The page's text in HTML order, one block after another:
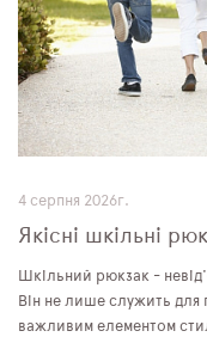
4 серпня 2026г.
Якісні шкільні
Шкільний рюкзак -
Він не лише служить для
важливим елементом